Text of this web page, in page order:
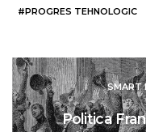
PROGRES TEHNOLOGIC
SMART
Politica